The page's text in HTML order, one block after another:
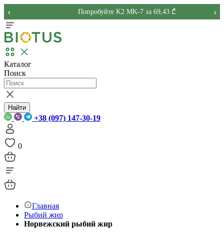
Попробуйте K2 MK-7 за 69,43 ₾
‹ ›
Каталог
Поиск
Найти
+38 (097) 147-30-19
0
Главная
Рыбий жир
Норвежский рыбий жир